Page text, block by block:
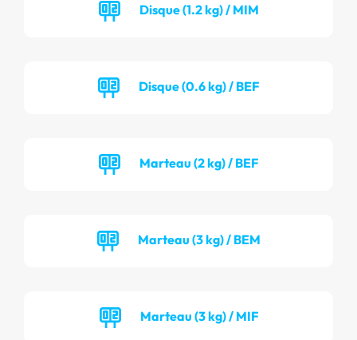
Disque (1.2 kg) / MIM
Disque (0.6 kg) / BEF
Marteau (2 kg) / BEF
Marteau (3 kg) / BEM
Marteau (3 kg) / MIF